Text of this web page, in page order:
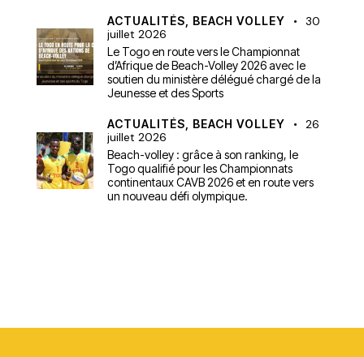
ACTUALITÉS, BEACH VOLLEY
30
juillet 2026
Le Togo en route vers le Championnat
d’Afrique de Beach-Volley 2026 avec le
soutien du ministère délégué chargé de la
Jeunesse et des Sports
ACTUALITÉS, BEACH VOLLEY
26
juillet 2026
Beach-volley : grâce à son ranking, le
Togo qualifié pour les Championnats
continentaux CAVB 2026 et en route vers
un nouveau défi olympique.